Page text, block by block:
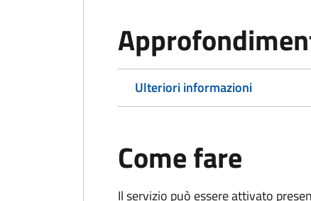
Ulteriori informazioni
Come fare
Il servizio può essere attivato